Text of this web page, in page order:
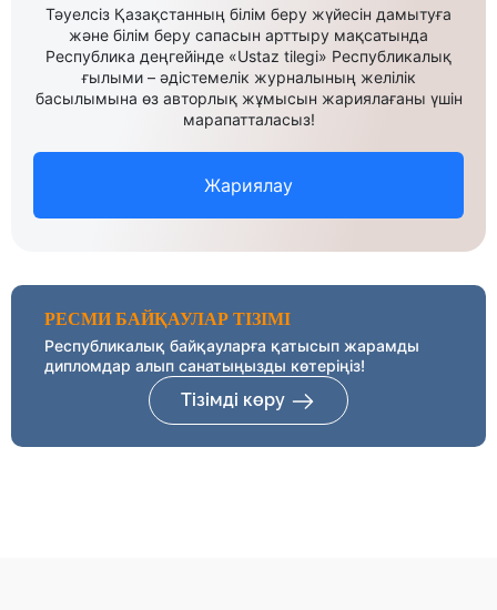
Тәуелсіз Қазақстанның білім беру жүйесін дамытуға
және білім беру сапасын арттыру мақсатында
Республика деңгейінде «Ustaz tilegi» Республикалық
ғылыми – әдістемелік журналының желілік
басылымына өз авторлық жұмысын жариялағаны үшін
марапатталасыз!
Жариялау
РЕСМИ БАЙҚАУЛАР ТІЗІМІ
Республикалық байқауларға қатысып жарамды
дипломдар алып санатыңызды көтеріңіз!
Тізімді көру